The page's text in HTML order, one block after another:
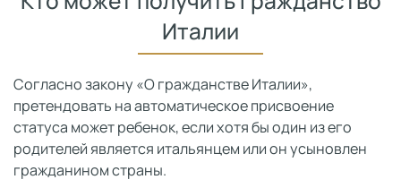
Италии
Согласно закону «О гражданстве Италии»,
претендовать на автоматическое присвоение
статуса может ребенок, если хотя бы один из его
родителей является итальянцем или он усыновлен
гражданином страны.